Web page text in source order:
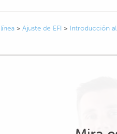
> Ajuste de EFI > Introducción